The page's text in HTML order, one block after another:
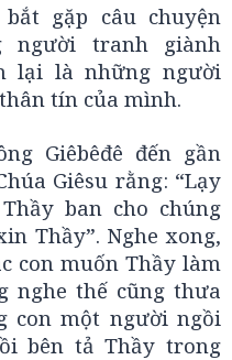
gặp câu chuyện
người tranh giành
lại là những người
tín của mình.
Giêbêđê đến gần
Giêsu rằng: “Lạy
ban cho chúng
Thầy”. Nghe xong,
con muốn Thầy làm
nghe thế cũng thưa
con một người ngồi
bên tả Thầy trong